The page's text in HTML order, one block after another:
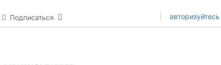
Подписаться авторизуйтесь